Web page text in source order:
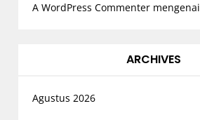
A WordPress Commentermengenai
ARCHIVES
Agustus 2026